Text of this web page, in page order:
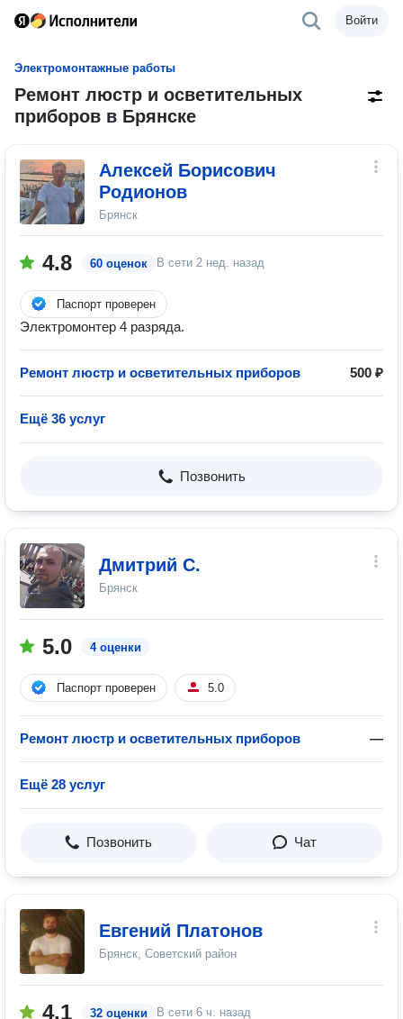
Войти
Электромонтажные работы
Ремонт люстр и осветительных
приборов в Брянске
Алексей Борисович
Родионов
Брянск
4.8 60 оценок В сети 2 нед. назад
Паспорт проверен
Электромонтер 4 разряда.
Ремонт люстр и осветительных приборов 500 ₽
Ещё 36 услуг
Позвонить
Дмитрий С.
Брянск
5.0 4 оценки
Паспорт проверен 5.0
Ремонт люстр и осветительных приборов —
Ещё 28 услуг
Позвонить Чат
Евгений Платонов
Брянск, Советский район
4.1 32 оценки В сети 6 ч. назад